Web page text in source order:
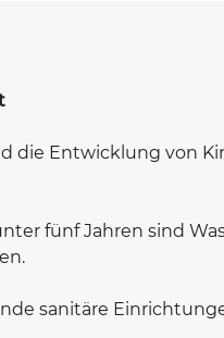
die Entwicklung von
fünf Jahren sind
sanitäre